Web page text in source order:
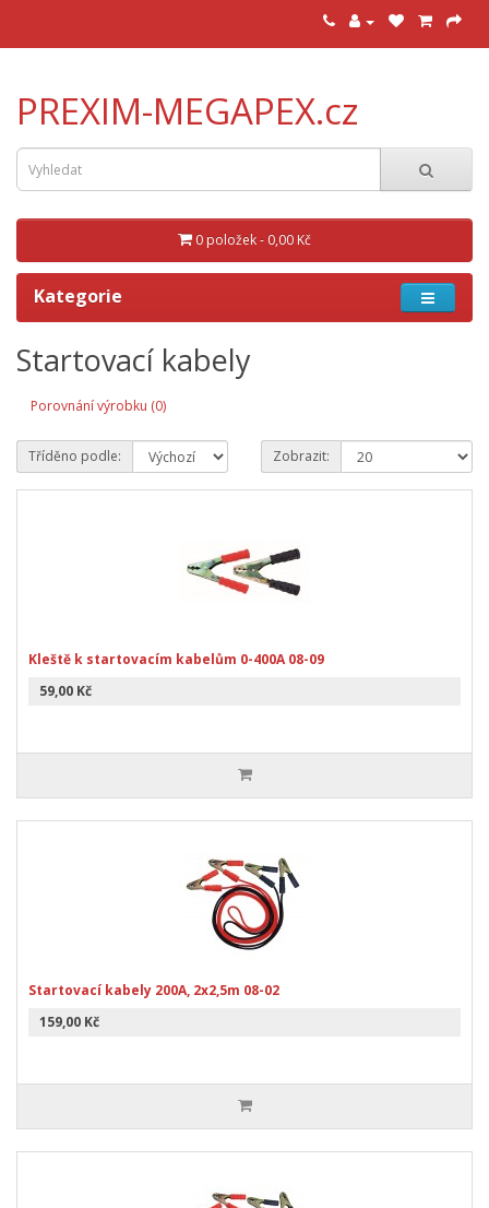
PREXIM-MEGAPEX.cz
0 položek - 0,00 Kč
Kategorie
Startovací kabely
Porovnání výrobku (0)
Tříděno podle: Zobrazit:
Kleště k startovacím kabelům 0-400A 08-09
59,00 Kč
Startovací kabely 200A, 2x2,5m 08-02
159,00 Kč